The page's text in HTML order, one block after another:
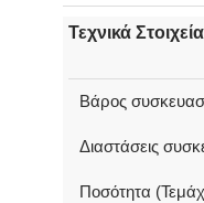
Τεχνικά Στοιχεία
Βάρος
Διαστάσεις
Ποσότητα